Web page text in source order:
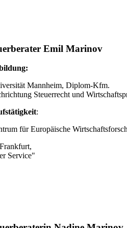
Emil Marinov
Mannheim, Diplom-Kfm.
Steuerrecht und
:
für Europäische
Service"